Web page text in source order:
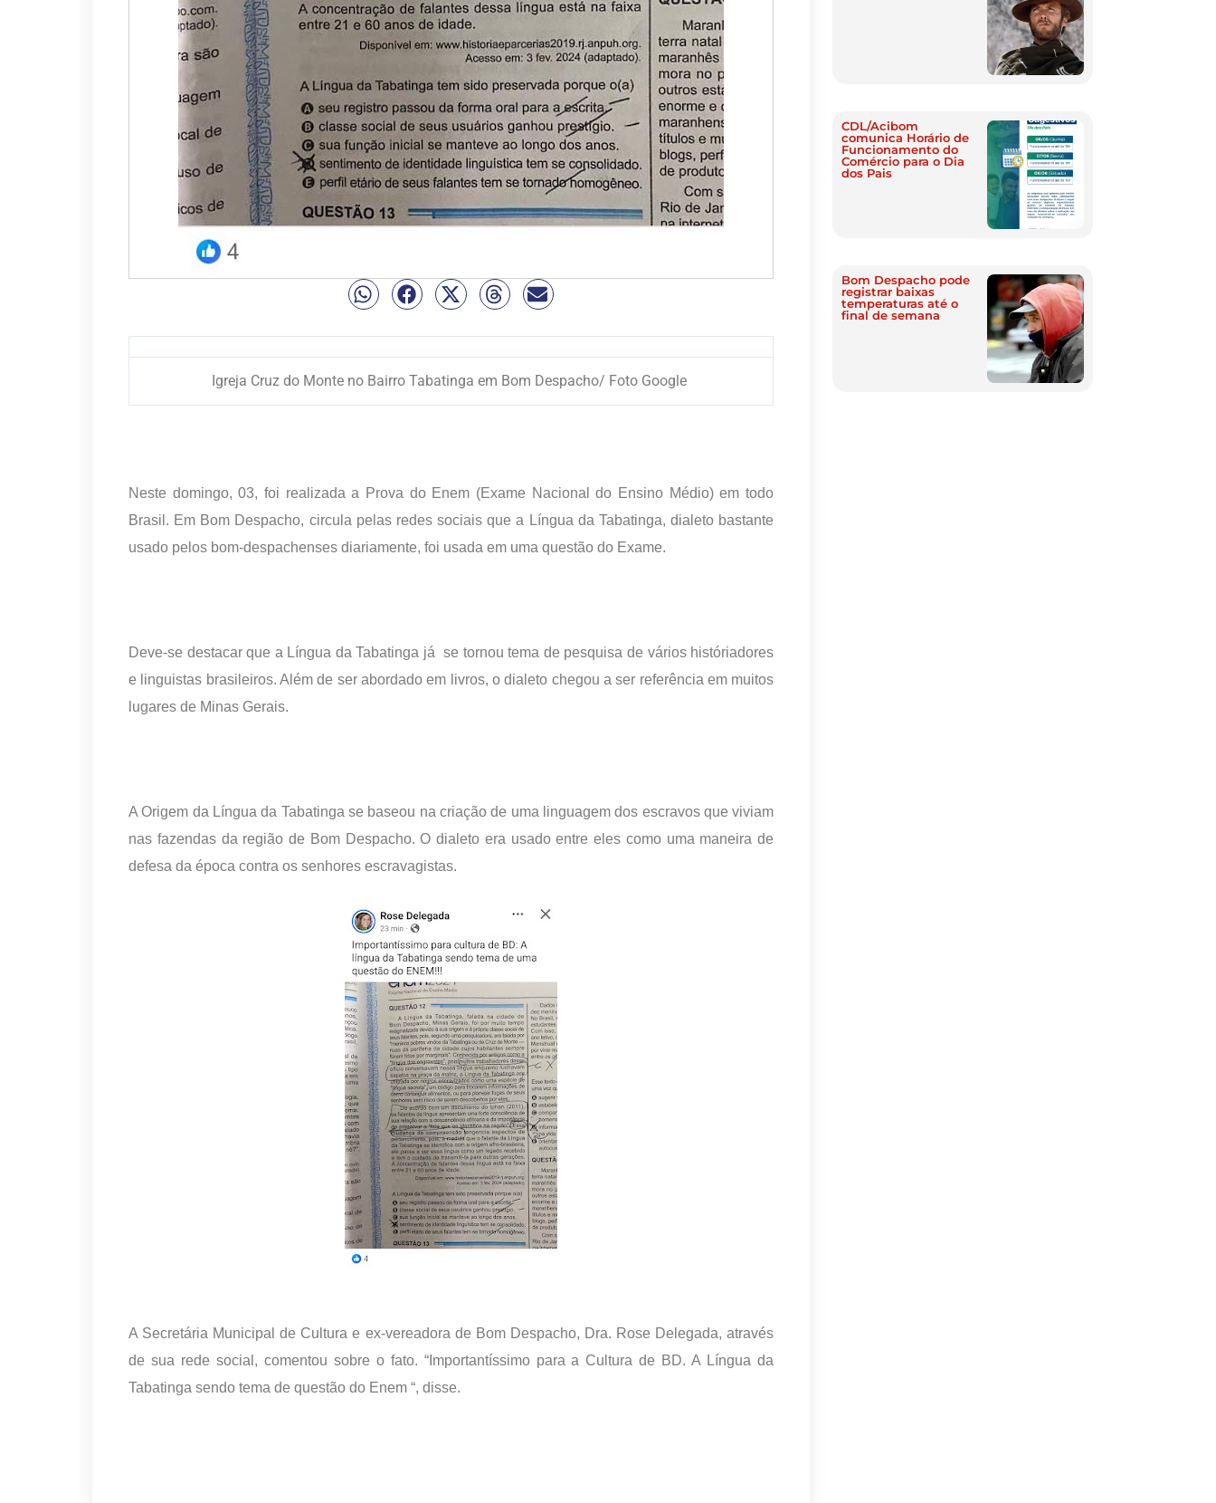
Igreja Cruz do Monte no Bairro Tabatinga em Bom Despacho/ Foto Google
Neste domingo, 03, foi realizada a Prova do Enem (Exame Nacional do Ensino Médio) em todo
Brasil. Em Bom Despacho, circula pelas redes sociais que a Língua da Tabatinga, dialeto bastante
usado pelos bom-despachenses diariamente, foi usada em uma questão do Exame.
Deve-se destacar que a Língua da Tabatinga já se tornou tema de pesquisa de vários históriadores
e linguistas brasileiros. Além de ser abordado em livros, o dialeto chegou a ser referência em muitos
lugares de Minas Gerais.
A Origem da Língua da Tabatinga se baseou na criação de uma linguagem dos escravos que viviam
nas fazendas da região de Bom Despacho. O dialeto era usado entre eles como uma maneira de
defesa da época contra os senhores escravagistas.
A Secretária Municipal de Cultura e ex-vereadora de Bom Despacho, Dra. Rose Delegada, através
de sua rede social, comentou sobre o fato. “Importantíssimo para a Cultura de BD. A Língua da
Tabatinga sendo tema de questão do Enem “, disse.
CDL/Acibom
comunica Horário de
Funcionamento do
Comércio para o Dia
dos Pais
Bom Despacho pode
registrar baixas
temperaturas até o
final de semana